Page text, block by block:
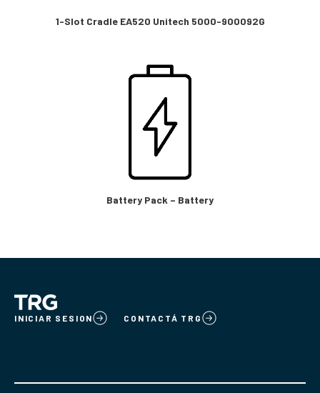
1-Slot Cradle EA520 Unitech 5000-900092G
Battery Pack – Battery
INICIAR SESION CONTACTÁ TRG